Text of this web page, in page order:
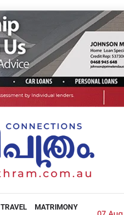
TRAVEL MATRIMONY